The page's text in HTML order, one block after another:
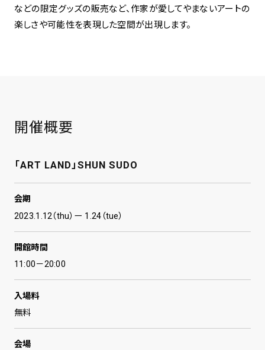
などの限定グッズの販売など、作家が愛してやまないアートの
楽しさや可能性を表現した空間が出現します。
開催概要
「ART LAND」SHUN SUDO
会期
2023.1.12（thu）ー 1.24（tue）
開館時間
11:00－20:00
入場料
無料
会場